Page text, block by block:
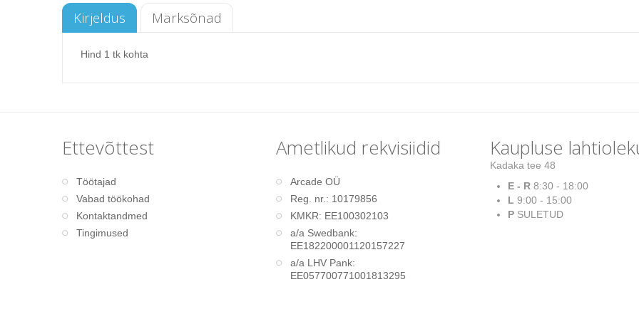
Kirjeldus Märksõnad
Hind 1 tk kohta
Ettevõttest
Töötajad
Vabad töökohad
Kontaktandmed
Tingimused
Ametlikud rekvisiidid
Arcade OÜ
Reg. nr.: 10179856
KMKR: EE100302103
a/a Swedbank:
EE182200001120157227
a/a LHV Pank:
EE057700771001813295
Kaupluse
Kadaka tee 48
E - R 8:30 - 18:00
L 9:00 - 15:00
P SULETUD